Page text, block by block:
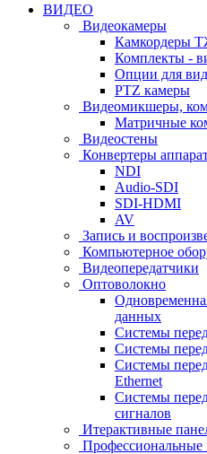
ВИДЕО
Видеокамеры
Камкордеры
Комплекты -
Опции для
PTZ камеры
Видеомикшеры,
Матричные
Видеостены
Конвертеры
NDI
Audio-SDI
SDI-HDMI
AV
Запись и
Компьютерное
Видеопередатчики
Оптоволокно
данных
Системы
Системы
Системы
Ethernet
Системы
сигналов
Итерактивные